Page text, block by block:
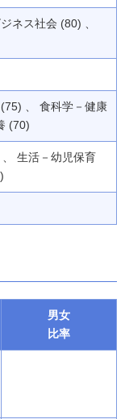
ネス社会 (80) 、
、 食科学－健康
(70)
生活－幼児保育
男女
比率